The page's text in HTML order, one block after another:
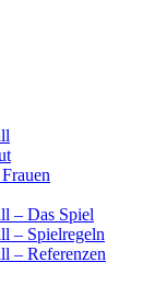
– Das Spiel
– Spielregeln
– Referenzen